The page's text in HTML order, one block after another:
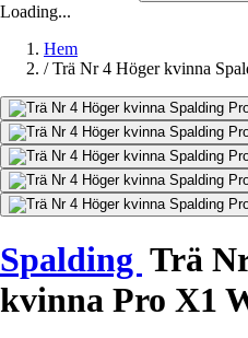
Loading...
Hem
/ Trä Nr 4 Höger kvinna
Spalding Trä
kvinna Pro X1